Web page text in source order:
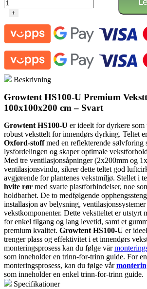
Black
–
(100x100x200
cm)
antall
+
Beskrivning
Growtent HS100-U Premium
100x100x200 cm – Svart
Growtent HS100-U er ideelt for dyrkere som
robust veksttelt for innendørs dyrking. Teltet
Oxford-stoffmed en reflekterende sølvforing
lysfordelingen og skaper optimale
Med tre ventilasjonsåpninger (2x200mm og
ventilasjonsvindu, sikrer dette teltet god
avgjørende for plantenes vekstmiljø. Stellet i
hvite rør med svarte plastforbindelser, noe
holdbarhet. De to medfølgende
installasjon av belysning,
vekstkomponenter. Dette vekstteltet er utstyrt
for enkel tilgang og lang levetid, samt et
premium kvalitet. Growtent HS100-U er
trenger plass og effektivitet i et innendørs
monteringsprosess kan du følge vår
som inneholder en trinn-for-trinn guide. For
monteringsprosess, kan du følge vår
som inneholder en enkel trinn-for-trinn guide.
Specifikationer